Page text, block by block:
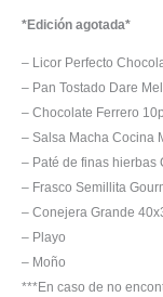
*Edición agotada*
– Licor Perfecto
– Pan Tostado Dare
– Chocolate Ferrero
– Salsa Macha Cocina
– Paté de finas hierbas
– Frasco Semillita
– Conejera Grande
– Playo
– Moño
***En caso de no